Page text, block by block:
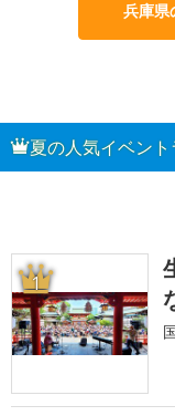
兵庫県
夏の人気イベント
1